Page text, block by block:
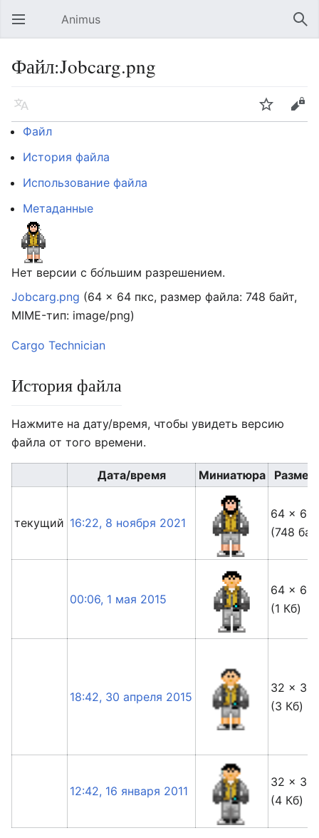
Открыть главное меню Animus
Файл:Jobcarg.png
Язык Следить
Файл
История файла
Использование файла
Метаданные
Нет версии с бо́льшим разрешением.
Jobcarg.png (64 × 64 пкс, размер файла: 748 байт,
MIME-тип: image/png)
Cargo Technician
История файла
Нажмите на дату/время, чтобы увидеть версию
файла от того времени.
Дата/время Миниатюра
текущий 16:22, 8 ноября 2021
64 × 64
(748
00:06, 1 мая 2015
64 × 64
(1 Кб)
18:42, 30 апреля 2015
32 × 32
(3 Кб)
12:42, 16 января 2011
32 × 32
(4 Кб)